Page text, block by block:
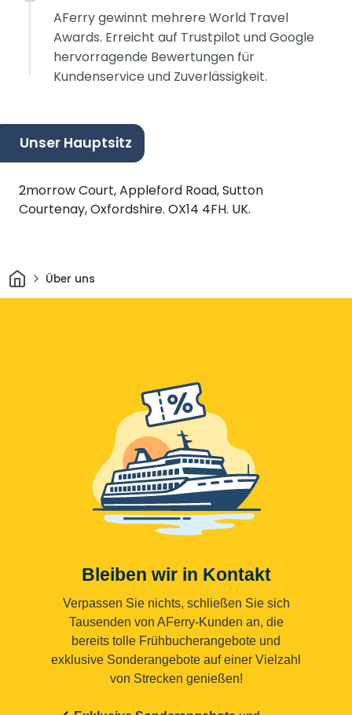
AFerry gewinnt mehrere World Travel
Awards. Erreicht auf Trustpilot und Google
hervorragende Bewertungen für
Kundenservice und Zuverlässigkeit.
Unser Hauptsitz
2morrow Court, Appleford Road, Sutton
Courtenay, Oxfordshire. OX14 4FH. UK.
HeimÜber uns
Bleiben wir in Kontakt
Verpassen Sie nichts, schließen Sie sich
Tausenden von AFerry-Kunden an, die
bereits tolle Frühbucherangebote und
exklusive Sonderangebote auf einer Vielzahl
von Strecken genießen!